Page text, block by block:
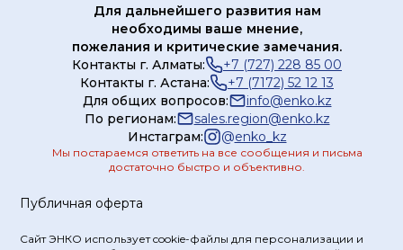
Публичная оферта
Сайт ЭНКО использует cookie-файлы для персонализации и
Для дальнейшего развития нам
необходимы ваше мнение,
пожелания и критические замечания.
Контакты г. Алматы:
+7 (727) 228 85 00
Контакты г. Астана:
+7 (7172) 52 12 13
Для общих вопросов:
info@enko.kz
По регионам:
sales.region@enko.kz
Инстаграм:
@enko_kz
Мы постараемся ответить на все сообщения и письма
достаточно быстро и объективно.